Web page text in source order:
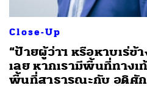
Close-Up
“ป้ายผู้ว่าฯ หรือหาบเร่ข้
เลย หากเรามีพื้นที่ทางเ
พื้นที่สาธารณะกับ อดิศัก